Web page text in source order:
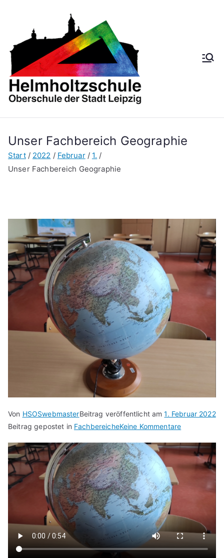
springen
ule
Unser Fachbereich Geographie
Start 2022 Februar
1.
Unser Fachbereich Geographie
Von HSOSwebmasterBeitrag veröffentlicht am1. Februar 2022
Beitrag gepostet in FachbereicheKeine Kommentarezu
Fachbereich
Geographie